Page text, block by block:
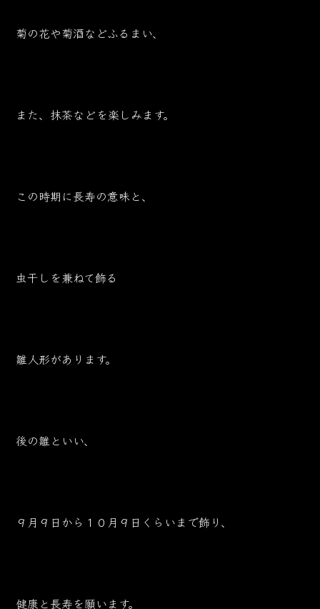
菊の花や菊酒などふるまい、
また、抹茶などを楽しみます。
この時期に長寿の意味と、
虫干しを兼ねて飾る
雛人形があります。
後の雛といい、
９月９日から１０月９日くらいまで飾り、
健康と長寿を願います。